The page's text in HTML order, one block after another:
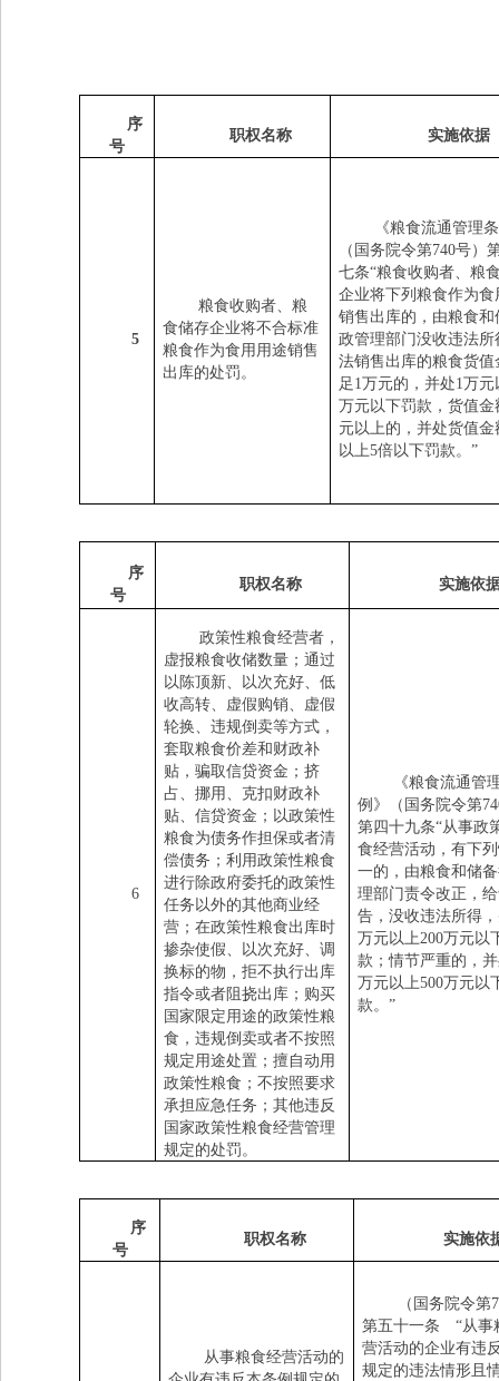
序
号
职权名称 实施依据
5
粮食收购者、粮
食储存企业将不合标准
粮食作为食用用途销售
出库的处罚。
《粮食流通管理
（国务院令第740号）
七条“粮食收购者、粮
企业将下列粮食作为食
销售出库的，由粮食和
政管理部门没收违法所
法销售出库的粮食货值
足 1万元的，并处1万元
万元以下罚款，货值金
元以上的，并处货值金
以上5倍以下罚款。 ”
序
号
职权名称 实施依
6
政策性粮食经营者，
虚报粮食收储数量；通过
以陈顶新、以次充好、低
收高转、虚假购销、虚假
轮换、违规倒卖等方式，
套取粮食价差和财政补
贴，骗取信贷资金；挤
占、挪用、克扣财政补
贴、信贷资金；以政策性
粮食为债务作担保或者清
偿债务；利用政策性粮食
进行除政府委托的政策性
任务以外的其他商业经
营；在政策性粮食出库时
掺杂使假、以次充好、调
换标的物，拒不执行出库
指令或者阻挠出库；购买
国家限定用途的政策性粮
食，违规倒卖或者不按照
规定用途处置；擅自动用
政策性粮食；不按照要求
承担应急任务；其他违反
国家政策性粮食经营管理
规定的处罚。
《粮食流通管
例》（国务院令第
第四十九条“从事政
食经营活动，有下
一的，由粮食和储
理部门责令改正，
告，没收违法所得
万元以上200万元以
款；情节严重的，
万元以上500万元以
款。 ”
序
号
职权名称 实施依
从事粮食经营活动的
（国务院令第
第五十一条 “从事
营活动的企业有违
规定的违法情形且